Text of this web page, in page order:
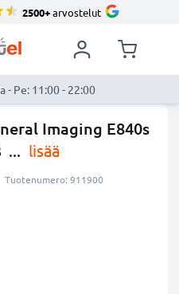
2500+arvostelut
- Pe: 11:00 - 22:00
Imaging E840s
... lisää
Tuotenumero: 911900